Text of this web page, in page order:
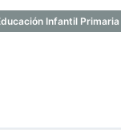
Infantil